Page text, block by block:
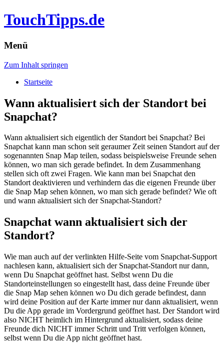
TouchTipps.de
Menü
Zum Inhalt springen
Startseite
Wann aktualisiert sich der Standort bei
Snapchat?
Wann aktualisiert sich eigentlich der Standort bei Snapchat? Bei
Snapchat kann man schon seit geraumer Zeit seinen Standort auf der
sogenannten Snap Map teilen, sodass beispielsweise Freunde sehen
können, wo man sich gerade befindet. In dem Zusammenhang
stellen sich oft zwei Fragen. Wie kann man bei Snapchat den
Standort deaktivieren und verhindern das die eigenen Freunde über
die Snap Map sehen können, wo man sich gerade befindet? Wie oft
und wann aktualisiert sich der Snapchat-Standort?
Snapchat wann aktualisiert sich der
Standort?
Wie man auch auf der verlinkten Hilfe-Seite vom Snapchat-Support
nachlesen kann, aktualisiert sich der Snapchat-Standort nur dann,
wenn Du Snapchat geöffnet hast. Selbst wenn Du die
Standorteinstellungen so eingestellt hast, dass deine Freunde über
die Snap Map sehen können wo Du dich gerade befindest, dann
wird deine Position auf der Karte immer nur dann aktualisiert, wenn
Du die App gerade im Vordergrund geöffnet hast. Der Standort wird
also NICHT heimlich im Hintergrund aktualisiert, sodass deine
Freunde dich NICHT immer Schritt und Tritt verfolgen können,
selbst wenn Du die App nicht geöffnet hast.